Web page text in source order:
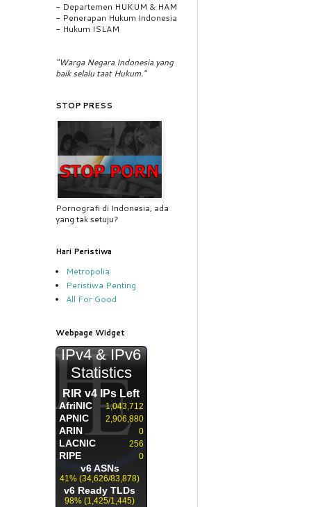
- Departemen HUKUM & HAM
- Penerapan Hukum Indonesia
- Hukum ISLAM
"Warga Negara Indonesia yang
baik selalu taat Hukum."
STOP PRESS
Pornografi di Indonesia, ada
yang tak setuju?
Hari Peristiwa
Metropolia
Peristiwa Penting
All For Good
Webpage Widget